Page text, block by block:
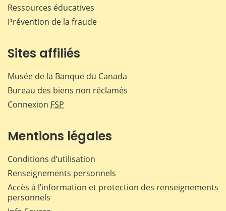
Ressources éducatives
Prévention de la fraude
Sites affiliés
Musée de la Banque du Canada
Bureau des biens non réclamés
Connexion FSP
Mentions légales
Conditions d’utilisation
Renseignements personnels
Accès à l’information et protection des renseignements
personnels